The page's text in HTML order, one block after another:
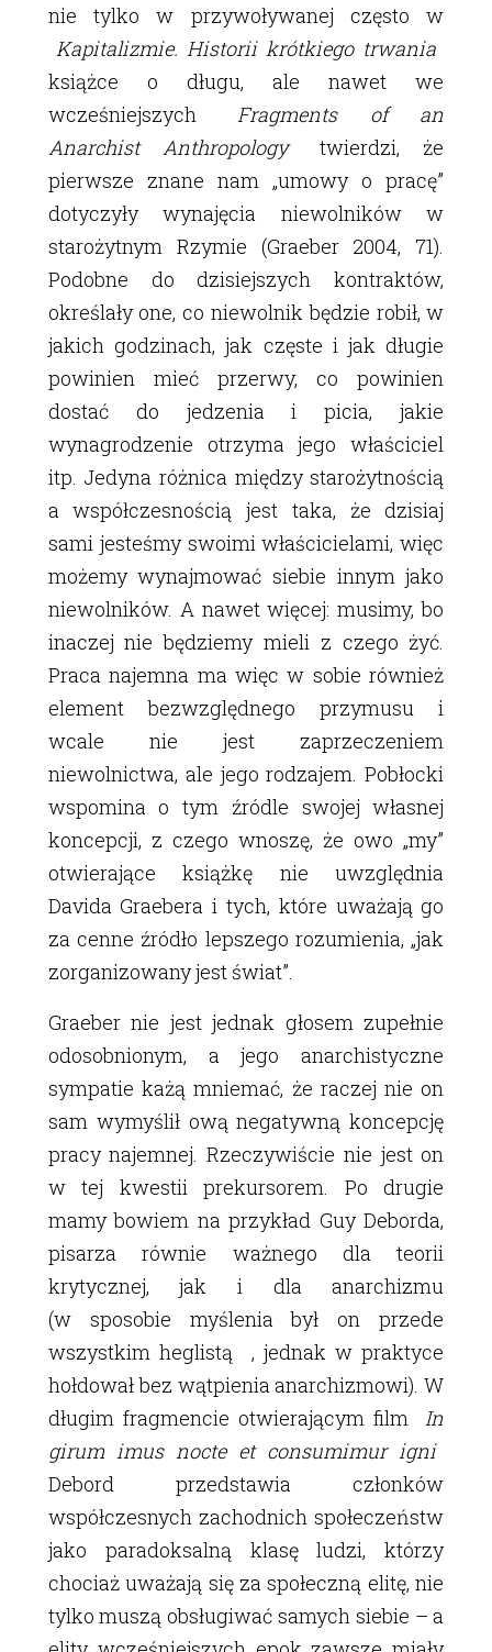
nie tylko w przywoływanej często w
Kapitalizmie. Historii krótkiego trwania
książce o długu, ale nawet we
wcześniejszych
Fragments of an
Anarchist Anthropology
twierdzi, że
pierwsze znane nam „umowy o pracę”
dotyczyły wynajęcia niewolników w
starożytnym Rzymie (Graeber 2004, 71).
Podobne do dzisiejszych kontraktów,
określały one, co niewolnik będzie robił, w
jakich godzinach, jak częste i jak długie
powinien mieć przerwy, co powinien
dostać do jedzenia i picia, jakie
wynagrodzenie otrzyma jego właściciel
itp. Jedyna różnica między starożytnością
a współczesnością jest taka, że dzisiaj
sami jesteśmy swoimi właścicielami, więc
możemy wynajmować siebie innym jako
niewolników. A nawet więcej: musimy, bo
inaczej nie będziemy mieli z czego żyć.
Praca najemna ma więc w sobie również
element bezwzględnego przymusu i
wcale nie jest zaprzeczeniem
niewolnictwa, ale jego rodzajem. Pobłocki
wspomina o tym źródle swojej własnej
koncepcji, z czego wnoszę, że owo „my”
otwierające książkę nie uwzględnia
Davida Graebera i tych, które uważają go
za cenne źródło lepszego rozumienia, „jak
zorganizowany jest świat”.
Graeber nie jest jednak głosem zupełnie
odosobnionym, a jego anarchistyczne
sympatie każą mniemać, że raczej nie on
sam wymyślił ową negatywną koncepcję
pracy najemnej. Rzeczywiście nie jest on
w tej kwestii prekursorem. Po drugie
mamy bowiem na przykład Guy Deborda,
pisarza równie ważnego dla teorii
krytycznej, jak i dla anarchizmu
(w sposobie myślenia był on przede
wszystkim heglistą , jednak w praktyce
hołdował bez wątpienia anarchizmowi). W
długim fragmencie otwierającym film
In
girum imus nocte et consumimur igni
Debord przedstawia członków
współczesnych zachodnich społeczeństw
jako paradoksalną klasę ludzi, którzy
chociaż uważają się za społeczną elitę, nie
tylko muszą obsługiwać samych siebie – a